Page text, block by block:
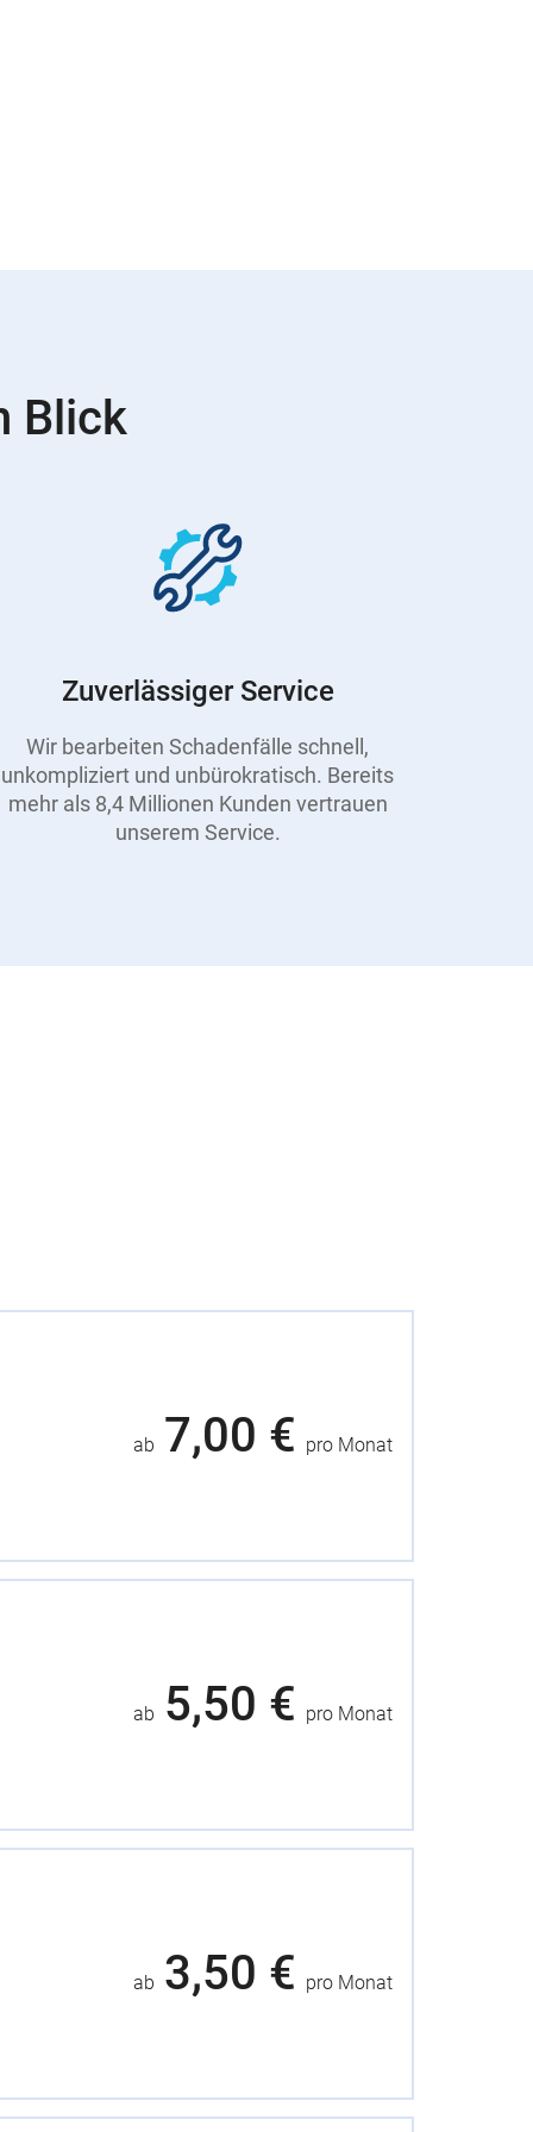
Blick
Zuverlässiger Service
Wir bearbeiten Schadenfälle schnell,
unkompliziert und unbürokratisch. Bereits
mehr als 8,4 Millionen Kunden vertrauen
unserem Service.
ab 7,00 € pro Monat
ab 5,50 € pro Monat
ab 3,50 € pro Monat